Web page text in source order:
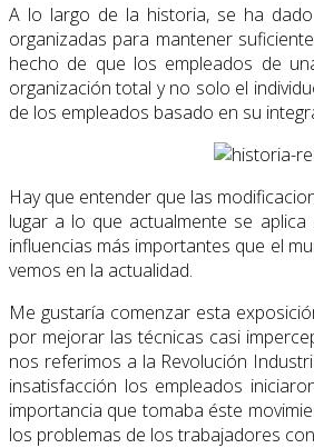
A lo largo de la historia, se ha
organizadas para mantener
hecho de que los empleados de
organización total y no solo el
de los empleados basado en su
Hay que entender que las
lugar a lo que actualmente se
influencias más importantes que el
vemos en la actualidad.
Me gustaría comenzar esta
por mejorar las técnicas casi
nos referimos a la Revolución
insatisfacción los empleados
importancia que tomaba éste
los problemas de los trabajadores